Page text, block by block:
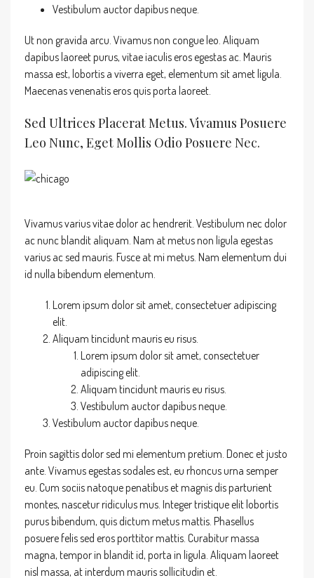
Vestibulum auctor dapibus neque.
Ut non gravida arcu. Vivamus non congue leo. Aliquam
dapibus laoreet purus, vitae iaculis eros egestas ac. Mauris
massa est, lobortis a viverra eget, elementum sit amet ligula.
Maecenas venenatis eros quis porta laoreet.
Sed Ultrices Placerat Metus. Vivamus Posuere
Leo Nunc, Eget Mollis Odio Posuere Nec.
Vivamus varius vitae dolor ac hendrerit. Vestibulum nec dolor
ac nunc blandit aliquam. Nam at metus non ligula egestas
varius ac sed mauris. Fusce at mi metus. Nam elementum dui
id nulla bibendum elementum.
Lorem ipsum dolor sit amet, consectetuer adipiscing
elit.
Aliquam tincidunt mauris eu risus.
Lorem ipsum dolor sit amet, consectetuer
adipiscing elit.
Aliquam tincidunt mauris eu risus.
Vestibulum auctor dapibus neque.
Vestibulum auctor dapibus neque.
Proin sagittis dolor sed mi elementum pretium. Donec et justo
ante. Vivamus egestas sodales est, eu rhoncus urna semper
eu. Cum sociis natoque penatibus et magnis dis parturient
montes, nascetur ridiculus mus. Integer tristique elit lobortis
purus bibendum, quis dictum metus mattis. Phasellus
posuere felis sed eros porttitor mattis. Curabitur massa
magna, tempor in blandit id, porta in ligula. Aliquam laoreet
nisl massa, at interdum mauris sollicitudin et.